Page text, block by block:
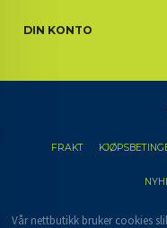
DIN KONTO
FRAKT
Vår nettbutikk bruker cookies